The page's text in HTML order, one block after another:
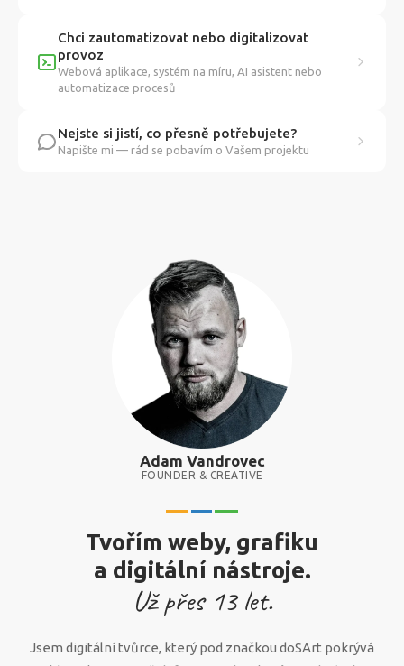
Chci zautomatizovat nebo digitalizovat
provoz
Webová aplikace, systém na míru, AI asistent nebo
automatizace procesů
Nejste si jistí, co přesně potřebujete?
Napište mi — rád se pobavím o Vašem projektu
Adam Vandrovec
FOUNDER & CREATIVE
Tvořím weby, grafiku
a digitální nástroje.
Už přes 13let.
Jsem digitální tvůrce, který pod značkou doSArt pokrývá